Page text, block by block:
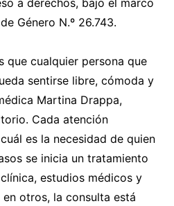
a derechos, bajo el marco
Género N.º 26.743.
que cualquier persona que
sentirse libre, cómoda y
Martina Drappa,
Cada atención
es la necesidad de quien
se inicia un tratamiento
estudios médicos y
otros, la consulta está